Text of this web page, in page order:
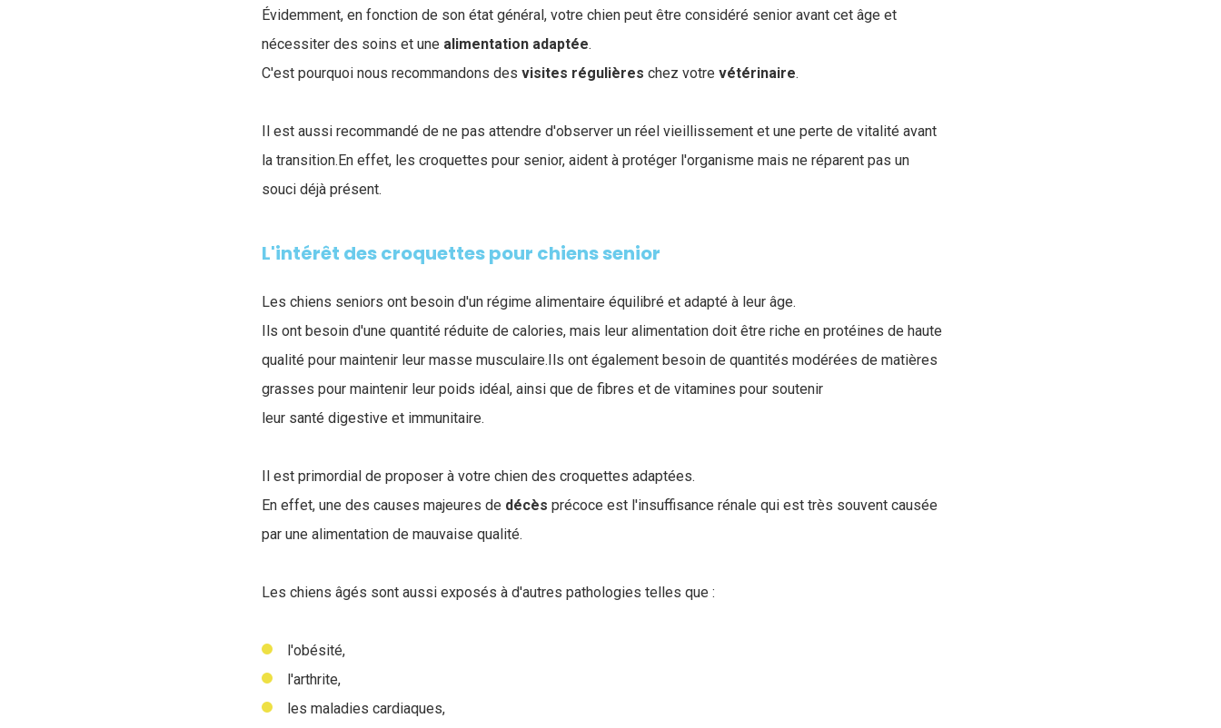
Évidemment, en fonction de son état général, votre chien peut être considéré senior avant cet âge et
nécessiter des soins et une alimentation adaptée.
C'est pourquoi nous recommandons des visites régulières chez votre vétérinaire.
Il est aussi recommandé de ne pas attendre d'observer un réel vieillissement et une perte de vitalité avant
la transition.En effet, les croquettes pour senior, aident à protéger l'organisme mais ne réparent pas un
souci déjà présent.
L'intérêt des croquettes pour chiens senior
Les chiens seniors ont besoin d'un régime alimentaire équilibré et adapté à leur âge.
Ils ont besoin d'une quantité réduite de calories, mais leur alimentation doit être riche en protéines de haute
qualité pour maintenir leur masse musculaire.Ils ont également besoin de quantités modérées de matières
grasses pour maintenir leur poids idéal, ainsi que de fibres et de vitamines pour soutenir
leur santé digestive et immunitaire.
Il est primordial de proposer à votre chien des croquettes adaptées.
En effet, une des causes majeures de décès précoce est l'insuffisance rénale qui est très souvent causée
par une alimentation de mauvaise qualité.
Les chiens âgés sont aussi exposés à d'autres pathologies telles que :
l'obésité,
l'arthrite,
les maladies cardiaques,